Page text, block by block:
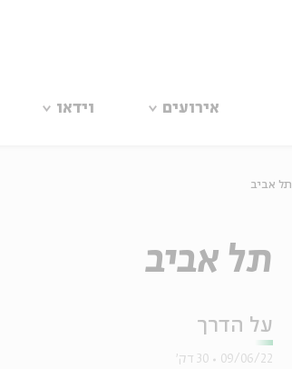
אירועים וידאו
תל אביב
תל אביב
על הדרך
09/06/22 30 דק'